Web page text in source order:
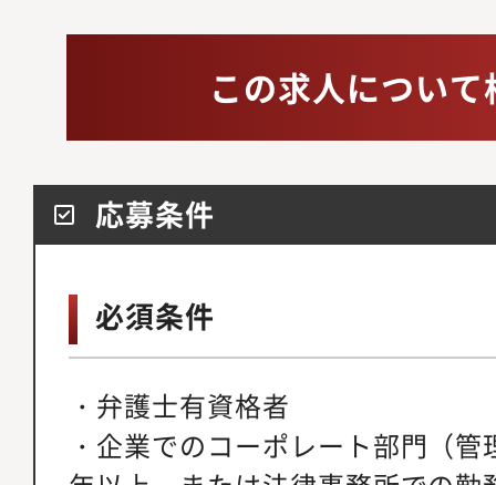
この求人につい
応募条件
必須条件
・弁護士有資格者
・企業でのコーポレート部門（